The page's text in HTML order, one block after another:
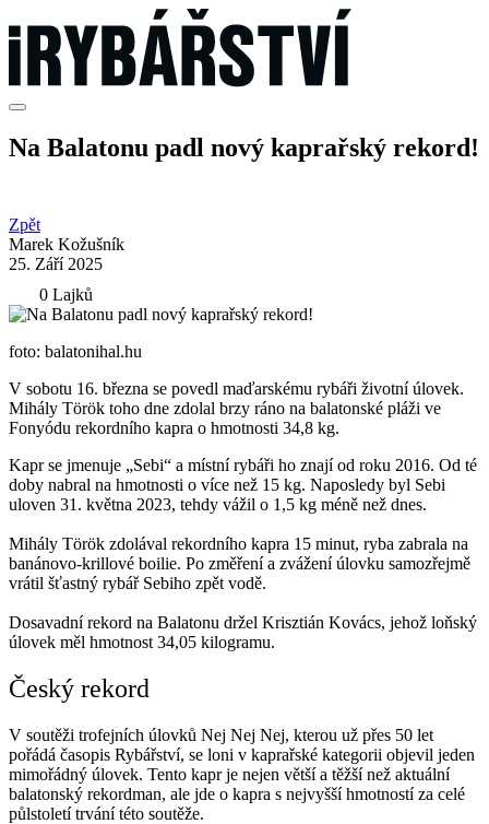
Na Balatonu padl nový kaprařský rekord!
Zpět
Marek Kožušník
25. Září 2025
0 Lajků
foto: balatonihal.hu
V sobotu 16. března se povedl maďarskému rybáři životní úlovek.
Mihály Török toho dne zdolal brzy ráno na balatonské pláži ve
Fonyódu rekordního kapra o hmotnosti 34,8 kg.
Kapr se jmenuje „Sebi“ a místní rybáři ho znají od roku 2016. Od té
doby nabral na hmotnosti o více než 15 kg. Naposledy byl Sebi
uloven 31. května 2023, tehdy vážil o 1,5 kg méně než dnes.
Mihály Török zdolával rekordního kapra 15 minut, ryba zabrala na
banánovo-krillové boilie. Po změření a zvážení úlovku samozřejmě
vrátil šťastný rybář Sebiho zpět vodě.
Dosavadní rekord na Balatonu držel Krisztián Kovács, jehož loňský
úlovek měl hmotnost 34,05 kilogramu.
Český rekord
V soutěži trofejních úlovků Nej Nej Nej, kterou už přes 50 let
pořádá časopis Rybářství, se loni v kaprařské kategorii objevil jeden
mimořádný úlovek. Tento kapr je nejen větší a těžší než aktuální
balatonský rekordman, ale jde o kapra s nejvyšší hmotností za celé
půlstoletí trvání této soutěže.